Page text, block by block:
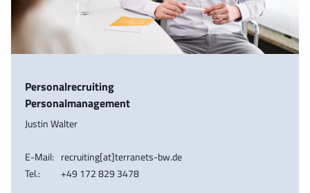
Personalrecruiting
Personalmanagement
Justin Walter
E-Mail: recruiting[at]terranets-bw.de
Tel.:
+49 172 829 3478